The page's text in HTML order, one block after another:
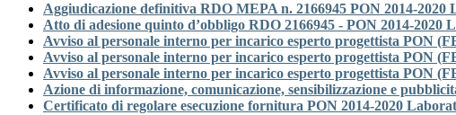
Aggiudicazione definitiva RDO MEPA n. 2166945 PON 2014-
Atto di adesione quinto d’obbligo RDO 2166945 - PON 2014-
Avviso al personale interno per incarico esperto progettista PON
Avviso al personale interno per incarico esperto progettista PON
Avviso al personale interno per incarico esperto progettista PON
Azione di informazione, comunicazione, sensibilizzazione e
Certificato di regolare esecuzione fornitura PON 2014-2020